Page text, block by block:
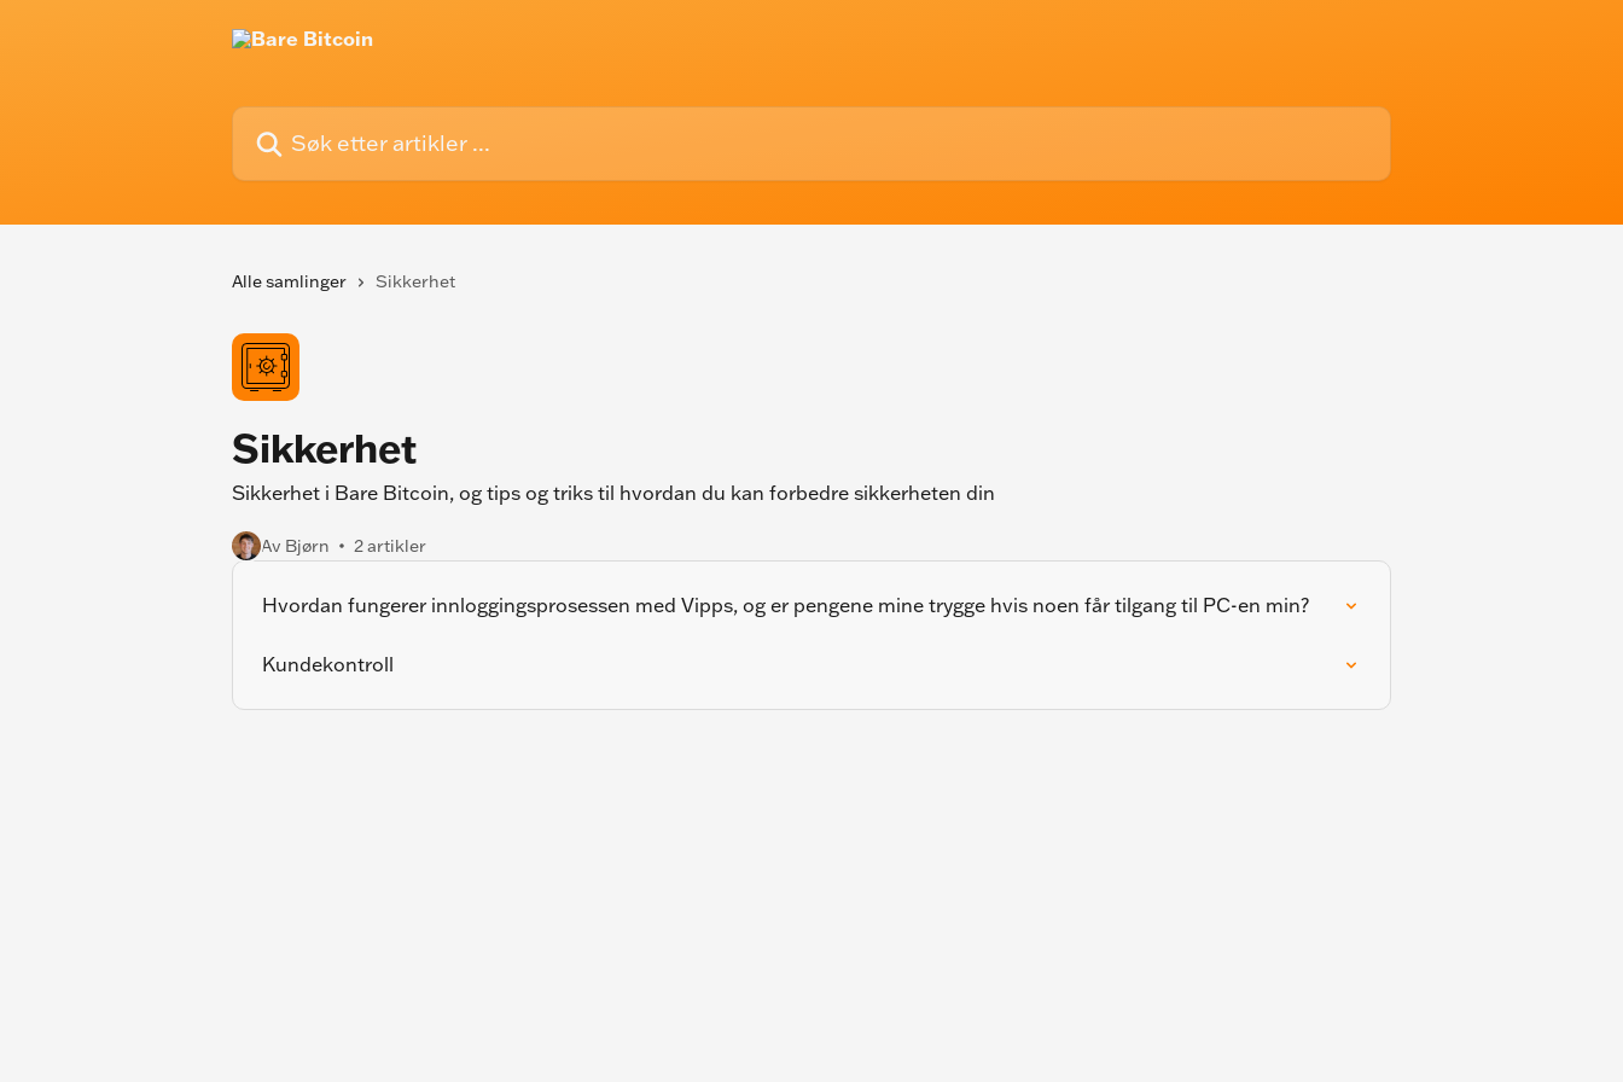
Søk etter artikler ...
Alle samlinger Sikkerhet
Sikkerhet
Sikkerhet i Bare Bitcoin, og tips og triks til hvordan du kan forbedre sikkerheten din
Av Bjørn 2 artikler
Hvordan fungerer innloggingsprosessen med Vipps, og er pengene mine trygge hvis noen får tilgang til PC-en min?
Kundekontroll